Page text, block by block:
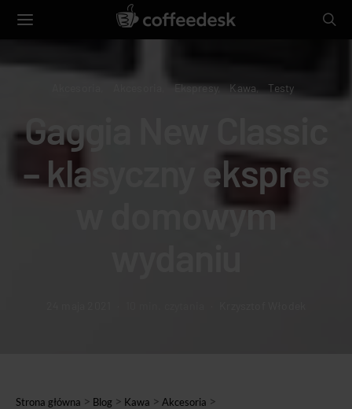
Ekspresy Kawa Testy
Gaggia New Classic
– klasyczny ekspres
w domowym
Strona główna > Blog > Kawa > Akcesoria >